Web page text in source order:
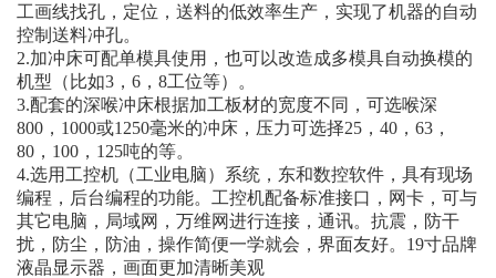
工画线找孔，定位，送料的低效率生产，实现了机器的自动
控制送料冲孔。
2.加冲床可配单模具使用，也可以改造成多模具自动换模的
机型（比如3，6，8工位等）。
3.配套的深喉冲床根据加工板材的宽度不同，可选喉深
800，1000或1250毫米的冲床，压力可选择25，40，63，
80，100，125吨的等。
4.选用工控机（工业电脑）系统，东和数控软件，具有现场
编程，后台编程的功能。工控机配备标准接口，网卡，可与
其它电脑，局域网，万维网进行连接，通讯。抗震，防干
扰，防尘，防油，操作简便一学就会，界面友好。19寸品牌
液晶显示器，画面更加清晰美观